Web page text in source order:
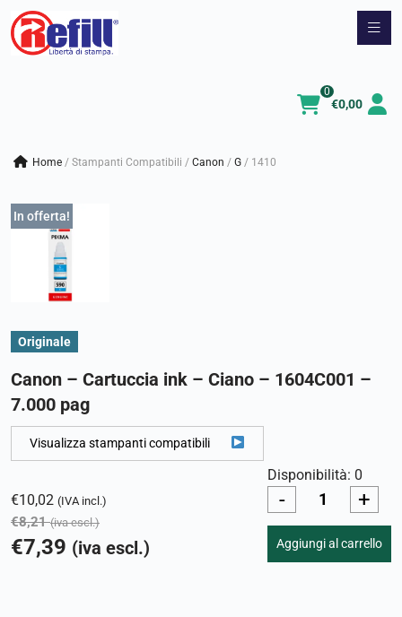
Vai
€0,00
0
Home / Stampanti Compatibili / canon / g / 1410
In offerta!
Originale
Canon – Cartuccia ink – Ciano – 1604C001 –
7.000 pag
Visualizza stampanti compatibili
€10,02 (IVA incl.)
€8,21 (iva escl.)
€7,39 (iva escl.)
Disponibilità: 0
- +
Aggiungi al carrello